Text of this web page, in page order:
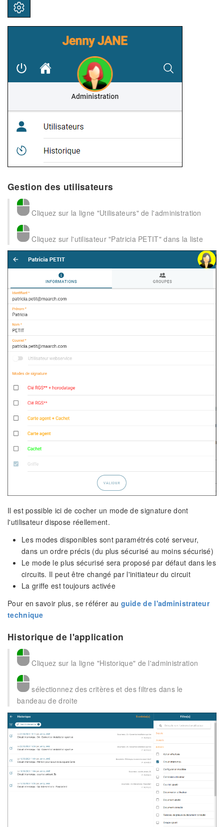
Gestion des utilisateurs
Cliquez sur la ligne "Utilisateurs" de l'administration
Cliquez sur l'utilisateur "Patricia PETIT" dans la liste
Il est possible ici de cocher un mode de signature dont
l'utilisateur dispose réellement.
Les modes disponibles sont paramétrés coté serveur,
dans un ordre précis (du plus sécurisé au moins sécurisé)
Le mode le plus sécurisé sera proposé par défaut dans les
circuits. Il peut être changé par l'initiateur du circuit
La griffe est toujours activée
Pour en savoir plus, se référer au guide de l'administrateur
technique
Historique de l'application
Cliquez sur la ligne "Historique" de l'administration
sélectionnez des critères et des filtres dans le
bandeau de droite